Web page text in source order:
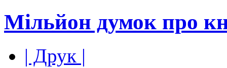
Мільйон думок про
| Друк |